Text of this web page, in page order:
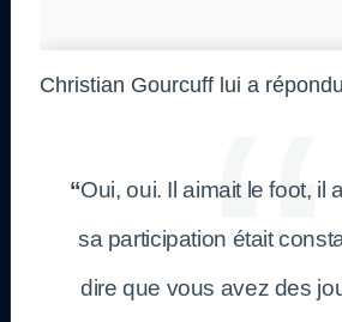
Christian Gourcuff lui a
“Oui, oui. Il aimait le foot, il
sa participation était
dire que vous avez des